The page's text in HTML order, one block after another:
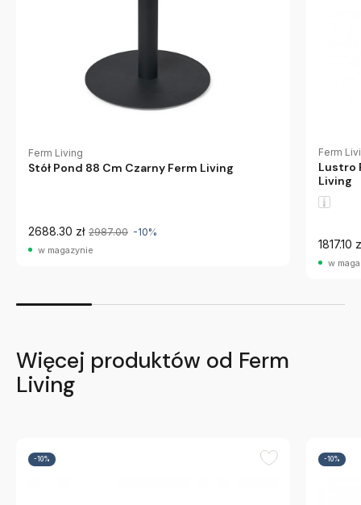
Ferm Living
Stół Pond 88 Cm Czarny Ferm Living
2688.30 zł 2987.00 -10%
w magazynie
Ferm
Lustro
Living
1817.10
w
Więcej produktów od Ferm
Living
-10% -10%